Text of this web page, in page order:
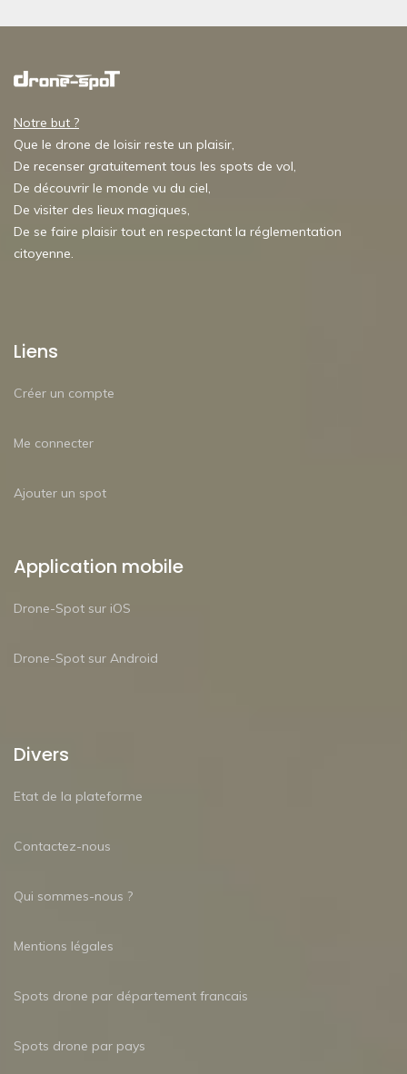
Notre but ?
Que le drone de loisir reste un plaisir,
De recenser gratuitement tous les spots de vol,
De découvrir le monde vu du ciel,
De visiter des lieux magiques,
De se faire plaisir tout en respectant la réglementation
citoyenne.
Liens
Créer un compte
Me connecter
Ajouter un spot
Application mobile
Drone-Spot sur iOS
Drone-Spot sur Android
Divers
Etat de la plateforme
Contactez-nous
Qui sommes-nous ?
Mentions légales
Spots drone par département francais
Spots drone par pays